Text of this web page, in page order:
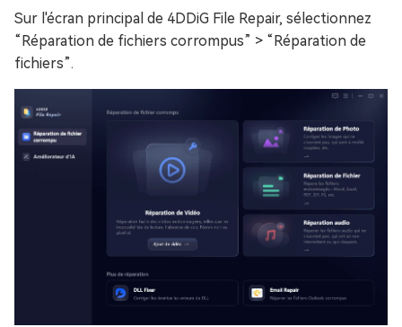
Sur l'écran principal de 4DDiG File Repair, sélectionnez
“Réparation de fichiers corrompus” > “Réparation de
fichiers”.